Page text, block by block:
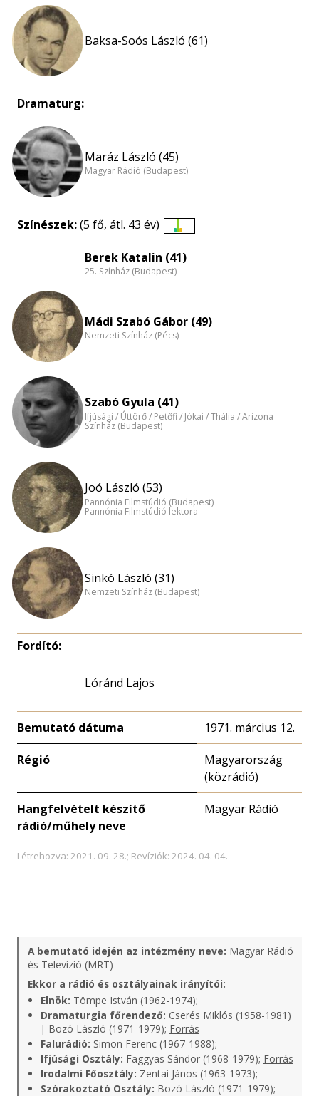
Baksa-Soós László (61)
Dramaturg:
Maráz László (45)
Magyar Rádió (Budapest)
Színészek:(5 fő, átl. 43 év)
eloszlás
Berek Katalin (41)
25. Színház (Budapest)
Mádi Szabó Gábor (49)
Nemzeti Színház (Pécs)
Szabó Gyula (41)
Ifjúsági / Úttörő / Petőfi / Jókai / Thália / Arizona
Színház (Budapest)
Joó László (53)
Pannónia Filmstúdió (Budapest)
Pannónia Filmstúdió lektora
Sinkó László (31)
Nemzeti Színház (Budapest)
Fordító:
Lóránd Lajos
Bemutató dátuma 1971. március 12.
Régió
Magyarország
(közrádió)
Hangfelvételt készítő
rádió/műhely neve
Magyar Rádió
Létrehozva: 2021. 09. 28.; Revíziók: 2024. 04. 04.
A bemutató idején az intézmény neve: Magyar Rádió
és Televízió (MRT)
Ekkor a rádió és osztályainak irányítói:
Elnök: Tömpe István (1962-1974);
Dramaturgia főrendező: Cserés Miklós (1958-1981)
| Bozó László (1971-1979); Forrás
Falurádió: Simon Ferenc (1967-1988);
Ifjúsági Osztály: Faggyas Sándor (1968-1979); Forrás
Irodalmi Főosztály: Zentai János (1963-1973);
Szórakoztató Osztály: Bozó László (1971-1979);